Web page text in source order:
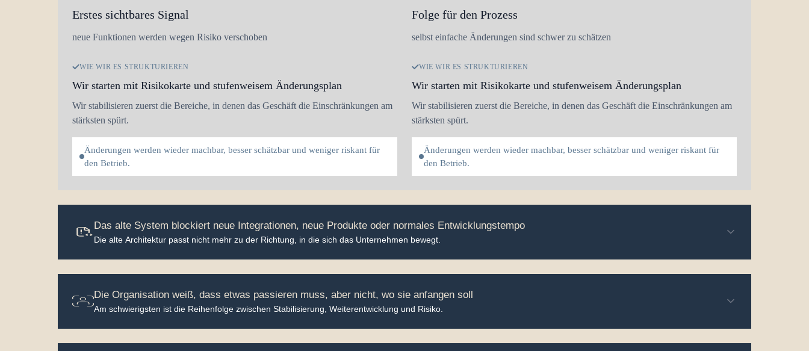
Erstes sichtbares Signal
neue Funktionen werden wegen Risiko verschoben
WIE WIR ES STRUKTURIEREN
Wir starten mit Risikokarte und stufenweisem Änderungsplan
Wir stabilisieren zuerst die Bereiche, in denen das Geschäft die Einschränkungen am
stärksten spürt.
Änderungen werden wieder machbar, besser schätzbar und weniger riskant für
den Betrieb.
Folge für den Prozess
selbst einfache Änderungen sind schwer zu schätzen
WIE WIR ES STRUKTURIEREN
Wir starten mit Risikokarte und stufenweisem Änderungsplan
Wir stabilisieren zuerst die Bereiche, in denen das Geschäft die Einschränkungen am
stärksten spürt.
Änderungen werden wieder machbar, besser schätzbar und weniger riskant für
den Betrieb.
Das alte System blockiert neue Integrationen, neue Produkte oder normales Entwicklungstempo
Die alte Architektur passt nicht mehr zu der Richtung, in die sich das Unternehmen bewegt.
Die Organisation weiß, dass etwas passieren muss, aber nicht, wo sie anfangen soll
Am schwierigsten ist die Reihenfolge zwischen Stabilisierung, Weiterentwicklung und Risiko.